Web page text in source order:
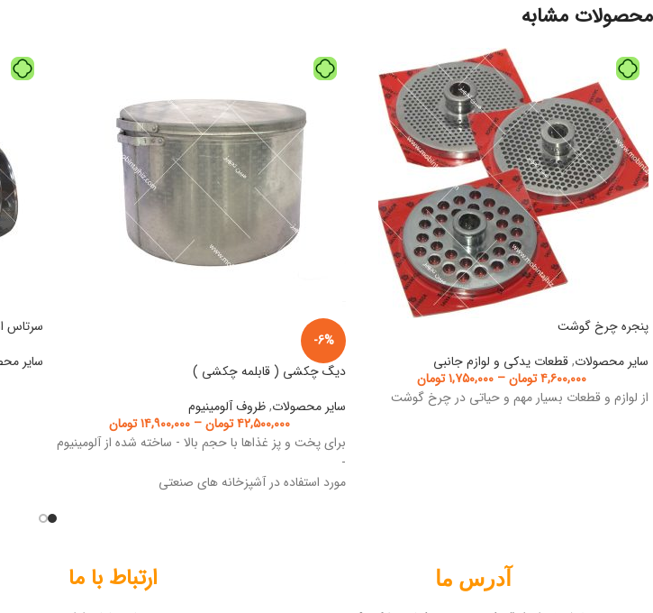
محصولات مشابه
پنجره چرخ گوشت
سایر محصولات,قطعات یدکی و لوازم جانبی
۴,۶۰۰,۰۰۰تومان– ۱,۷۵۰,۰۰۰تومان
از لوازم و قطعات بسیار مهم و حیاتی در چرخ گوشت
-6%
دیگ چکشی ( قابلمه چکشی )
سایر محصولات,ظروف آلومینیوم
۴۲,۵۰۰,۰۰۰ تومان – ۱۴,۹۰۰,۰۰۰ تومان
برای پخت و پز غذاها با حجم بالا - ساخته شده از آلومینیوم
-
مورد استفاده در آشپزخانه های صنعتی
سرتاس
سایر
آدرس ما ارتباط با ما